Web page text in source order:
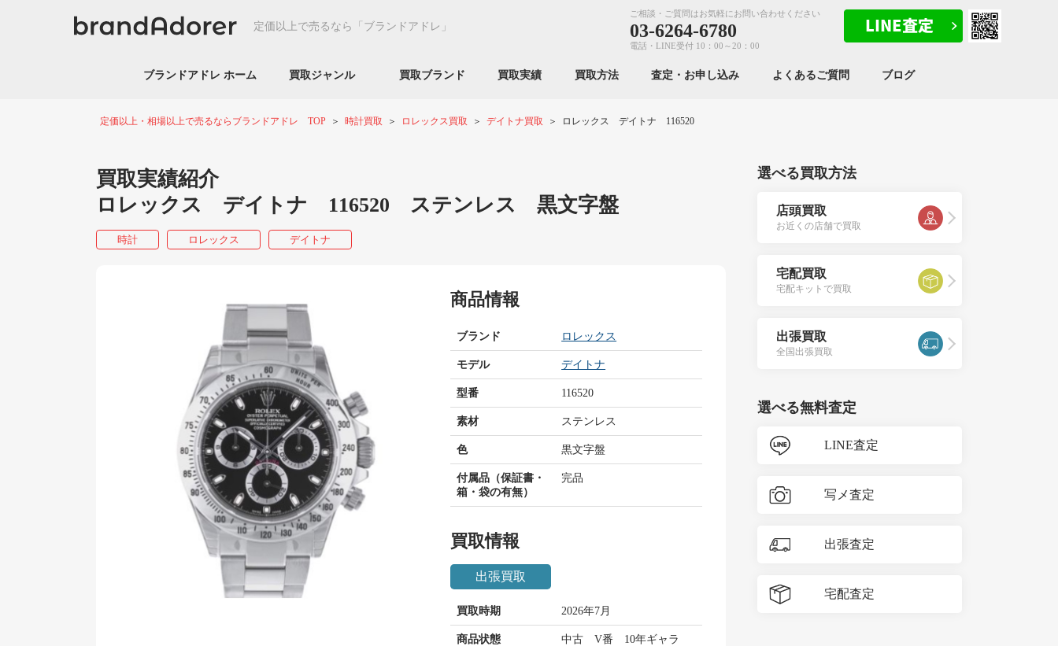
定価以上で売るなら 「ブランドアドレ」
ご相談・ご質問はお気軽にお問い合わせください
03-6264-6780
電話・LINE受付 10：00～20：00
ブランドアドレ ホーム 買取ジャンル 買取ブランド 買取実績 買取方法 査定・お申し込み よくあるご質問 ブログ
定価以上・相場以上で売るならブランドアドレ TOP 時計買取 ロレックス買取 デイトナ買取 ロレックス デイトナ 116520
買取実績紹介
ロレックス デイトナ 116520 ステンレス 黒文字盤
時計 ロレックス デイトナ
商品情報
ブランド ロレックス
モデル デイトナ
型番 116520
素材 ステンレス
色 黒文字盤
付属品（保証書・
箱・袋の有無）
完品
買取情報
出張買取
買取時期 2026年7月
商品状態 中古 V番 10年ギャラ
選べる買取方法
店頭買取
お近くの店舗で買取
宅配買取
宅配キットで買取
出張買取
全国出張買取
選べる無料査定
LINE査定
写メ査定
出張査定
宅配査定